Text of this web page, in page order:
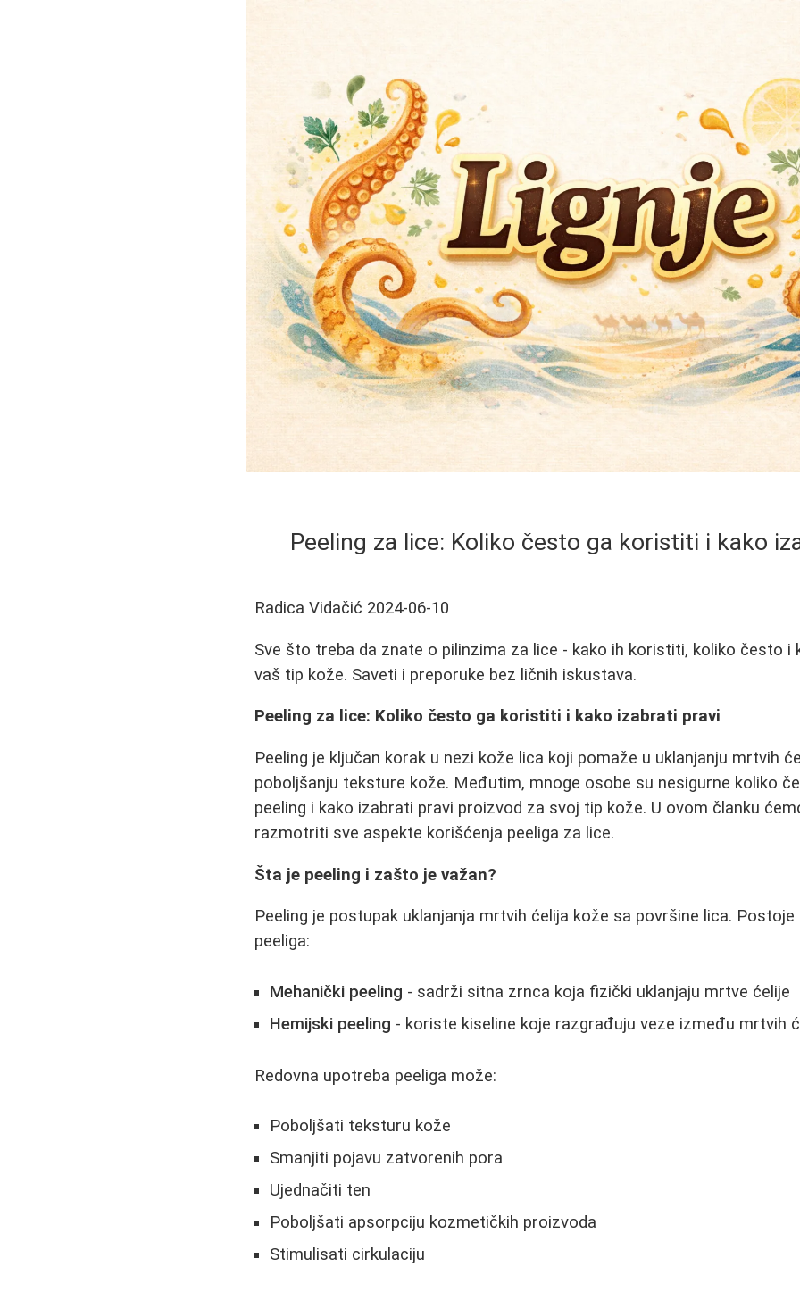
Peeling za lice: Koliko često ga koristiti i kako
Radica Vidačić 2024-06-10
Sve što treba da znate o pilinzima za lice - kako ih koristiti, koliko često i
vaš tip kože. Saveti i preporuke bez ličnih iskustava.
Peeling za lice: Koliko često ga koristiti i kako izabrati pravi
Peeling je ključan korak u nezi kože lica koji pomaže u uklanjanju mrtvih
poboljšanju teksture kože. Međutim, mnoge osobe su nesigurne koliko
peeling i kako izabrati pravi proizvod za svoj tip kože. U ovom članku
razmotriti sve aspekte korišćenja peeliga za lice.
Šta je peeling i zašto je važan?
Peeling je postupak uklanjanja mrtvih ćelija kože sa površine lica. Postoje
peeliga:
Mehanički peeling - sadrži sitna zrnca koja fizički uklanjaju mrtve ćelije
Hemijski peeling - koriste kiseline koje razgrađuju veze između mrtvih
Redovna upotreba peeliga može:
Poboljšati teksturu kože
Smanjiti pojavu zatvorenih pora
Ujednačiti ten
Poboljšati apsorpciju kozmetičkih proizvoda
Stimulisati cirkulaciju